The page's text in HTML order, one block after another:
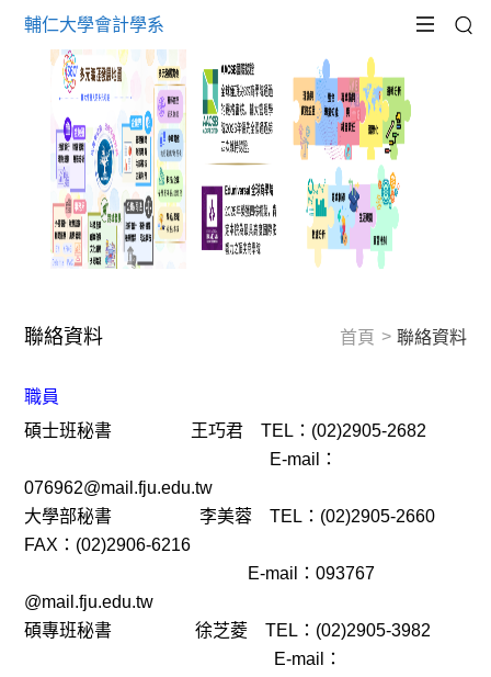
輔仁大學會計學系
聯絡資料 首頁 聯絡資料
職員
碩士班秘書 王巧君 TEL：(02)2905-2682
E-mail：
076962@mail.fju.edu.tw
大學部秘書 李美蓉 TEL：(02)2905-2660
FAX：(02)2906-6216
E-mail：093767
@mail.fju.edu.tw
碩專班秘書 徐芝菱 TEL：(02)2905-3982
E-mail：